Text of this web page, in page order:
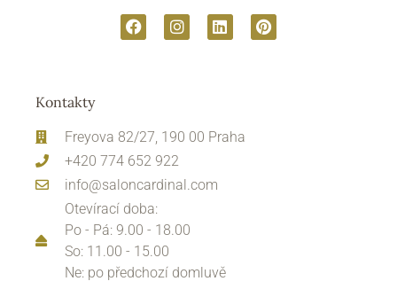
Kontakty
Freyova 82/27, 190 00 Praha
+420 774 652 922
info@saloncardinal.com
Otevírací doba:
Po - Pá: 9.00 - 18.00
So: 11.00 - 15.00
Ne: po předchozí domluvě